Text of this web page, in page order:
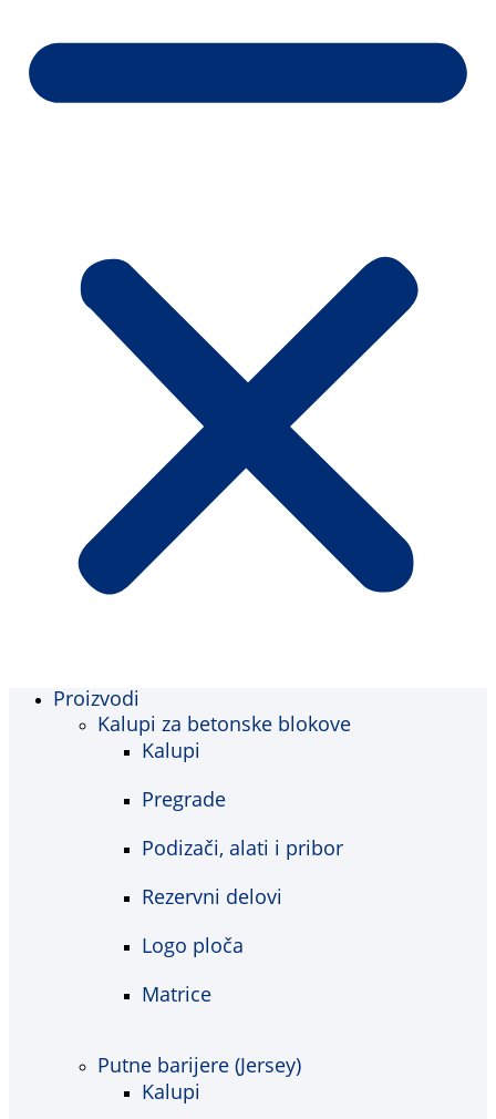
Proizvodi
Kalupi za betonske blokove
Kalupi
Pregrade
Podizači, alati i pribor
Rezervni delovi
Logo ploča
Matrice
Putne barijere (Jersey)
Kalupi